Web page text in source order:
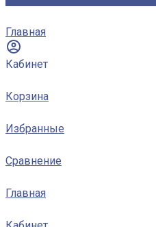
Главная
Кабинет
Корзина
Избранные
Сравнение
Главная